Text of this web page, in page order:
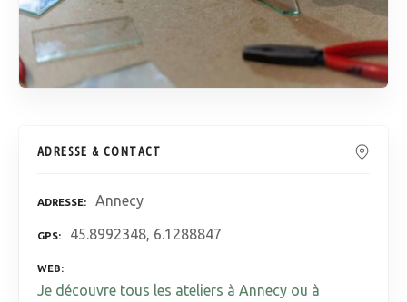
ADRESSE & CONTACT
ADRESSE Annecy
GPS 45.8992348, 6.1288847
WEB
Je découvre tous les ateliers à Annecy ou à